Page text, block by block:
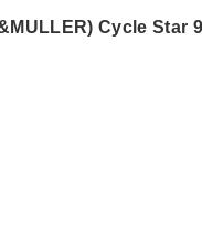
Cycle Star